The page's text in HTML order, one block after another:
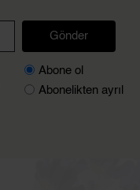
Gönder
Abone ol
Abonelikten ayrıl